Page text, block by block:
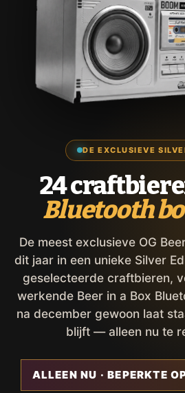
DE EXCLUSIEVE
24
Bluetooth
De meest exclusieve OG
dit jaar in een unieke Silver
geselecteerde craftbieren,
werkende Beer in a Box
na december gewoon laat
blijft — alleen nu te
ALLEEN NU · BEPERKTE